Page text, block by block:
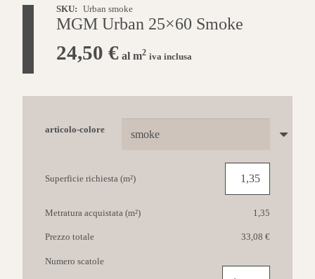
SKU: Urban smoke
MGM Urban 25×60 Smoke
24,50 € al m2 iva inclusa
articolo-colore
Superficie richiesta (m²)
Metratura acquistata (m²) 1,35
Prezzo totale 33,08 €
Numero scatole